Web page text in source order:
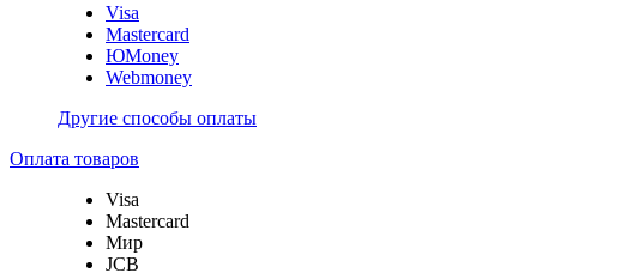
Visa
Mastercard
ЮMoney
Webmoney
Другие способы оплаты
Оплата товаров
Visa
Mastercard
Мир
JCB